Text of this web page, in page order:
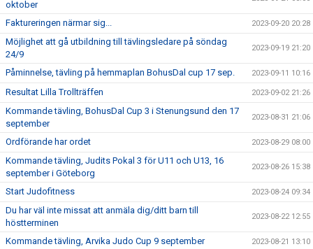
oktober
Faktureringen närmar sig... 2023-09-20 20:28
Möjlighet att gå utbildning till tävlingsledare på söndag
24/9
2023-09-19 21:20
Påminnelse, tävling på hemmaplan BohusDal cup 17 sep. 2023-09-11 10:16
Resultat Lilla Trollträffen 2023-09-02 21:26
Kommande tävling, BohusDal Cup 3 i Stenungsund den 17
september
2023-08-31 21:06
Ordförande har ordet 2023-08-29 08:00
Kommande tävling, Judits Pokal 3 för U11 och U13, 16
september i Göteborg
2023-08-26 15:38
Start Judofitness 2023-08-24 09:34
Du har väl inte missat att anmäla dig/ditt barn till
höstterminen
2023-08-22 12:55
Kommande tävling, Arvika Judo Cup 9 september 2023-08-21 13:10